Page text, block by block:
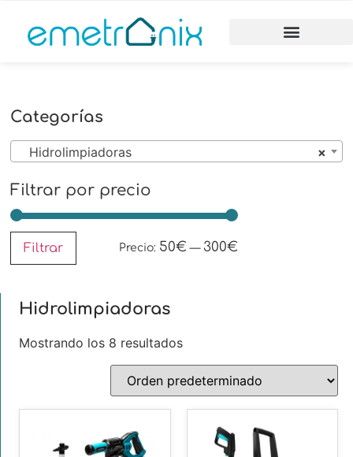
Categorías
×
Hidrolimpiadoras
Filtrar por precio
Filtrar Precio: 50€ — 300€
Hidrolimpiadoras
Mostrando los 8 resultados